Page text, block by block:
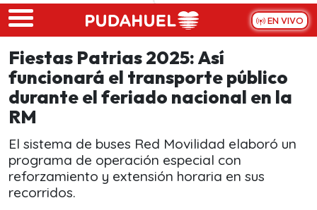
Skip to main content
EN VIVO
Fiestas Patrias 2025: Así
funcionará el transporte público
durante el feriado nacional en la
RM
El sistema de buses Red Movilidad elaboró un
programa de operación especial con
reforzamiento y extensión horaria en sus
recorridos.